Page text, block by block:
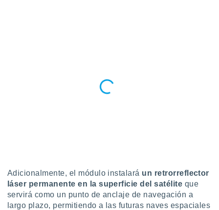
Adicionalmente, el módulo instalará un retrorreflector
láser permanente en la superficie del satélite que
servirá como un punto de anclaje de navegación a
largo plazo, permitiendo a las futuras naves espaciales